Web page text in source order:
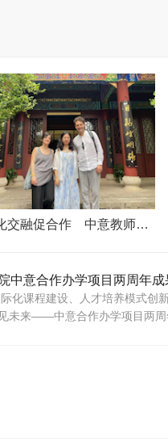
交融促合作 中意教师…
意合作办学项目两周年成
化课程建设、人才培养模式
未来——中意合作办学项目两